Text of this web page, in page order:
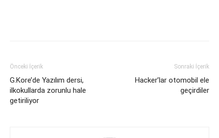
Önceki İçerik
G.Kore’de Yazılım dersi,
ilkokullarda zorunlu hale
getiriliyor
Sonraki İçerik
Hacker’lar otomobil ele
geçirdiler